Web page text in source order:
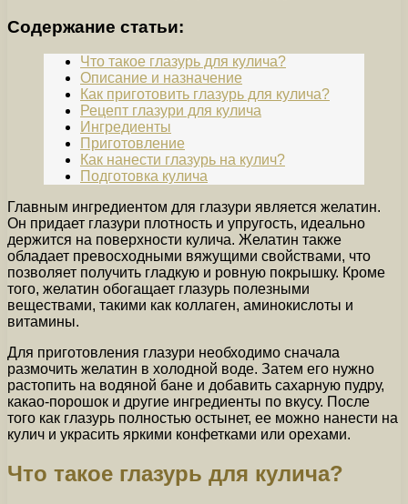
Содержание статьи:
Что такое глазурь для кулича?
Описание и назначение
Как приготовить глазурь для кулича?
Рецепт глазури для кулича
Ингредиенты
Приготовление
Как нанести глазурь на кулич?
Подготовка кулича
Главным ингредиентом для глазури является желатин.
Он придает глазури плотность и упругость, идеально
держится на поверхности кулича. Желатин также
обладает превосходными вяжущими свойствами, что
позволяет получить гладкую и ровную покрышку. Кроме
того, желатин обогащает глазурь полезными
веществами, такими как коллаген, аминокислоты и
витамины.
Для приготовления глазури необходимо сначала
размочить желатин в холодной воде. Затем его нужно
растопить на водяной бане и добавить сахарную пудру,
какао-порошок и другие ингредиенты по вкусу. После
того как глазурь полностью остынет, ее можно нанести на
кулич и украсить яркими конфетками или орехами.
Что такое глазурь для кулича?